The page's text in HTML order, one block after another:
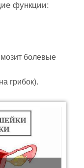
функции:
болевые
грибок).